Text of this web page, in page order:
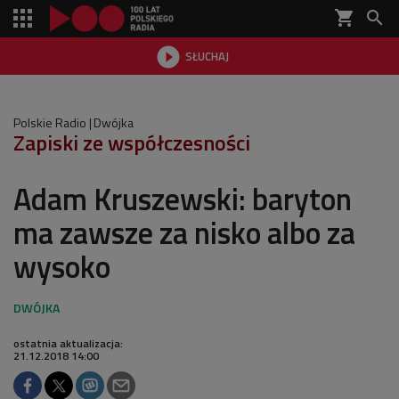
shopping_cart 
 SŁUCHAJ

Polskie Radio Dwójka
Zapiski ze współczesności
Adam Kruszewski: baryton
ma zawsze za nisko albo za
wysoko
ostatnia aktualizacja:
21.12.2018 14:00